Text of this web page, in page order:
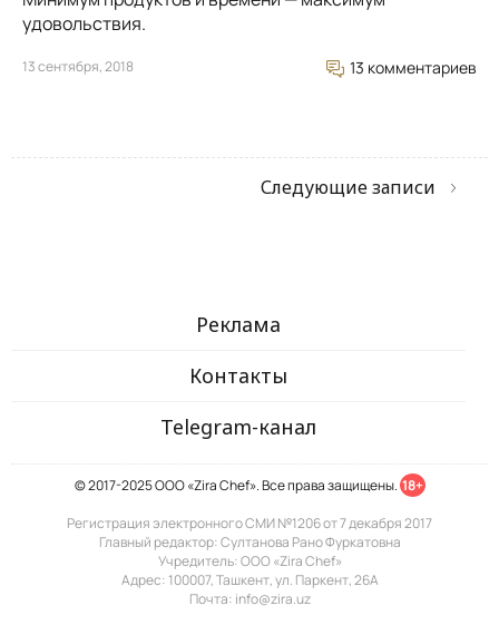
удовольствия.
13 сентября, 2018 13 комментариев
Следующие записи
Реклама
Контакты
Telegram-канал
© 2017-2025 ООО «Zira Chef». Все права защищены. 18+
Регистрация электронного СМИ №1206 от 7 декабря 2017
Главный редактор: Султанова Рано Фуркатовна
Учредитель: ООО «Zira Chef»
Адрес: 100007, Ташкент, ул. Паркент, 26А
Почта: info@zira.uz